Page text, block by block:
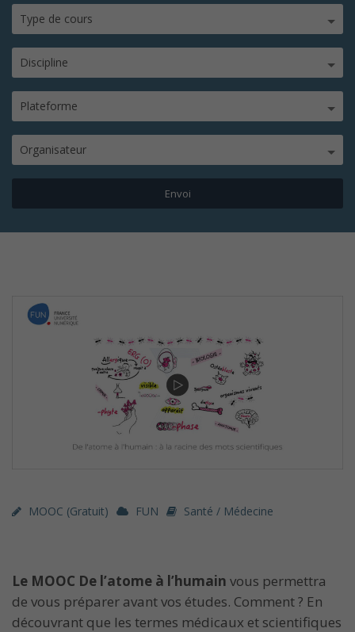
Type de cours
Discipline
Plateforme
Organisateur
MOOC (gratuit) FUN Santé / Médecine
Le MOOC De l’atome à l’humain vous permettra
de vous préparer avant vos études. Comment ? En
découvrant que les termes médicaux et scientifiques